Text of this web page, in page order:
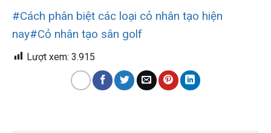
#Cách phân biệt các loại cỏ nhân tạo hiện
nay#Cỏ nhân tạo sân golf
Lượt xem: 3.915